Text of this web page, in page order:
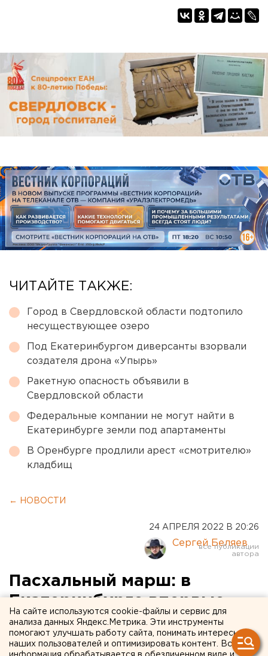
ЧИТАЙТЕ ТАКЖЕ:
Город в Свердловской области подтопило
несуществующее озеро
Под Екатеринбургом диверсанты взорвали
создателя дрона «Упырь»
Ракетную опасность объявили в
Свердловской области
Федеральные компании не могут найти в
Екатеринбурге земли под апартаменты
В Оренбурге продлили арест «смотрителю»
кладбищ
← НОВОСТИ
24 АПРЕЛЯ 2022 В 20:26
Сергей Беляев
Пасхальный марш: в
Екатеринбурге впервые
после пандемии прошел
общегородской крестный
На сайте используются cookie-файлы и сервис для
анализа данных Яндекс.Метрика. Эти инструменты
помогают улучшать работу сайта, понимать интересы
наших пользователей и оптимизировать контент. Вся